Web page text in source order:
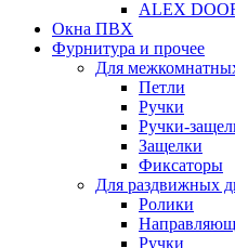
ALEX
Окна ПВХ
Фурнитура и прочее
Для
Петли
Ручки
Ручки-
Защелки
Фиксаторы
Для раздвижных
Ролики
Ручки